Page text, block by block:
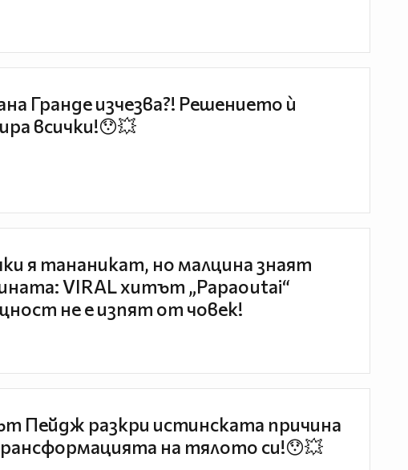
Гранде изчезва?! Решението ѝ
всички!😯💥
я тананикат, но малцина знаят
VIRAL хитът „Papaoutai“
не е изпят от човек!
Пейдж разкри истинската причина
на тялото си!😯💥